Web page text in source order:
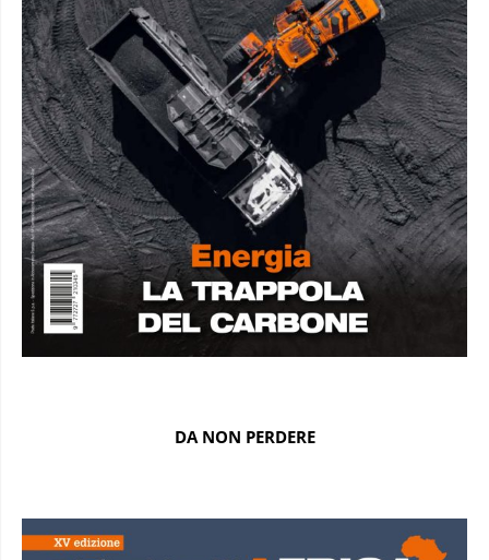
DA NON PERDERE